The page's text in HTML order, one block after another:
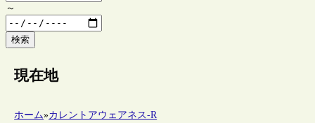
～
検索
現在地
ホーム»カレントアウェアネス-R